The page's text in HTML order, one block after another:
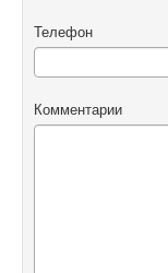
Телефон
Комментарии